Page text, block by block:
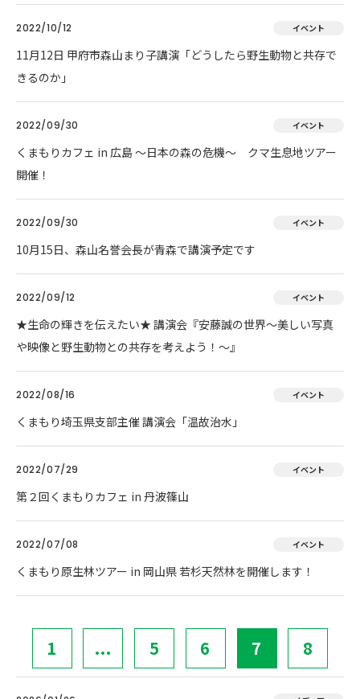
2022/10/12 イベント
11月12日 甲府市森山まり子講演「どうしたら野生動物と共存で
きるのか」
2022/09/30 イベント
くまもりカフェ in 広島 ～日本の森の危機～ クマ生息地ツアー
開催！
2022/09/30 イベント
10月15日、森山名誉会長が青森で講演予定です
2022/09/12 イベント
★生命の輝きを伝えたい★ 講演会『安藤誠の世界～美しい写真
や映像と野生動物との共存を考えよう！～』
2022/08/16 イベント
くまもり埼玉県支部主催 講演会「温故治水」
2022/07/29 イベント
第２回くまもりカフェ in 丹波篠山
2022/07/08 イベント
くまもり原生林ツアー in 岡山県 若杉天然林を開催します！
1 ... 5 6 7 8